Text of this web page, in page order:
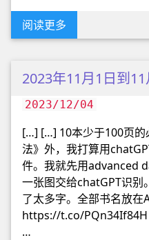
阅读更多
2023年11月1日到
2023/12/04
[…] […] 10本少于100页的
法》外，我打算用
件。我就先用advanced
一张图交给chatGPT识别
了太多字。全部书名放在
https://t.co/
…